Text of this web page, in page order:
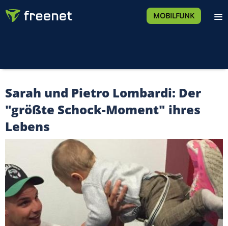
MOBILFUNK
Sarah und Pietro Lombardi: Der
"größte Schock-Moment" ihres
Lebens